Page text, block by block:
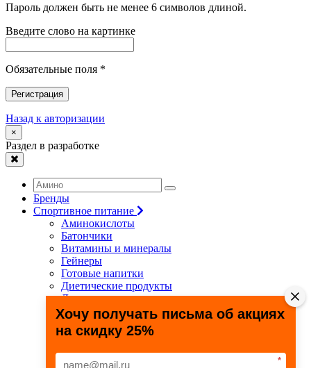
Пароль должен быть не менее 6 символов длиной.
Введите слово на картинке
Обязательные поля *
Регистрация
Назад к авторизации
×
Раздел в разработке
Бренды
Спортивное питание
Аминокислоты
Батончики
Витамины и минералы
Гейнеры
Готовые напитки
Диетические продукты
Для связок и суставов
Жиросжигатели
Здоровье и долголетие
Креатин
Специальные препараты
Хочу получать письма об акциях
на скидку 25%
*